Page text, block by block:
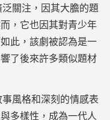
泛關注，因其大膽的題
，它也因其對青少年
此，該劇被認為是一
了後來許多類似題材
風格和深刻的情感表
多樣性，成為一代人